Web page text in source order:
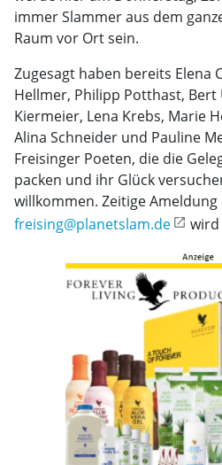
immer Slammer aus dem
Raum vor Ort sein.
Zugesagt haben bereits Elena
Hellmer, Philipp Potthast, Bert
Kiermeier, Lena Krebs, Marie
Alina Schneider und Pauline
Freisinger Poeten, die die
packen und ihr Glück
willkommen. Zeitige
freising@planetslam.de
wird